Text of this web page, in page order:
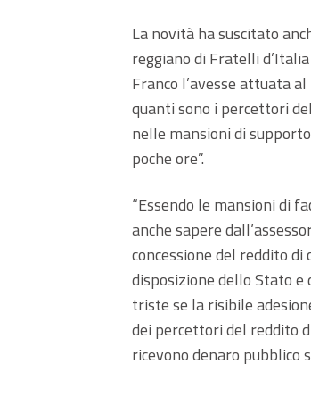
La novità ha suscitato
reggiano di Fratelli
Franco l’avesse attuata
quanti sono i percettori
nelle mansioni di
poche ore”.
“Essendo le mansioni di
anche sapere
concessione del reddito
disposizione dello Stato
triste se la risibile
dei percettori del reddito
ricevono denaro pubblico